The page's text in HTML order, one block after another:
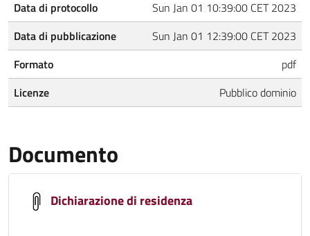
Data di protocollo
Sun Jan 01 10:39:00 CET 2023
Data di pubblicazione
Sun Jan 01 12:39:00 CET 2023
Formato
pdf
Licenze
Pubblico dominio
Documento
Dichiarazione di residenza